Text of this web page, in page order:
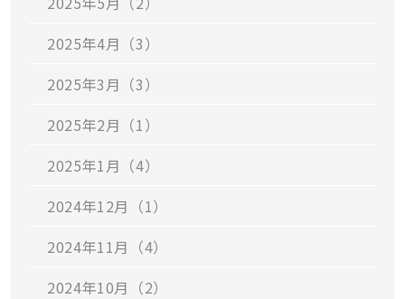
2025年4月（3）
2025年3月（3）
2025年2月（1）
2025年1月（4）
2024年12月（1）
2024年11月（4）
2024年10月（2）